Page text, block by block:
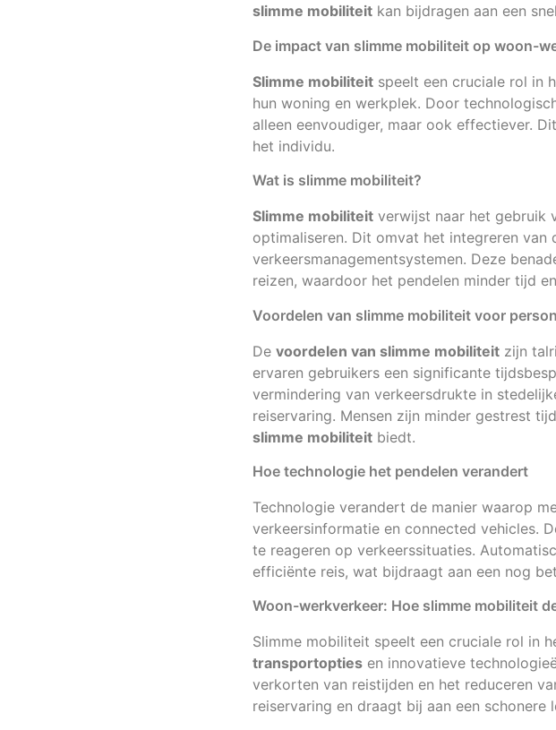
slimme mobiliteit kan bijdragen aan een
De impact van slimme mobiliteit op woon-
Slimme mobiliteit speelt een cruciale rol in
hun woning en werkplek. Door
alleen eenvoudiger, maar ook effectiever.
het individu.
Wat is slimme mobiliteit?
Slimme mobiliteit verwijst naar het gebruik
optimaliseren. Dit omvat het integreren van
verkeersmanagementsystemen. Deze
reizen, waardoor het pendelen minder tijd
Voordelen van slimme mobiliteit voor
De voordelen van slimme mobiliteit zijn
ervaren gebruikers een significante
vermindering van verkeersdrukte in
reiservaring. Mensen zijn minder gestrest
slimme mobiliteit biedt.
Hoe technologie het pendelen verandert
Technologie verandert de manier waarop
verkeersinformatie en connected vehicles.
te reageren op verkeerssituaties.
efficiënte reis, wat bijdraagt aan een nog
Woon-werkverkeer: Hoe slimme mobiliteit
Slimme mobiliteit speelt een cruciale rol in
transportopties en innovatieve
verkorten van reistijden en het reduceren
reiservaring en draagt bij aan een schonere